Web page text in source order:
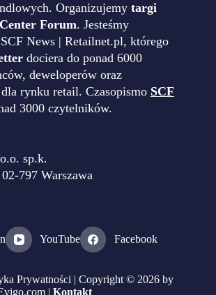
Organizujemy targi
Forum. Jesteśmy
News | Retailnet.pl, którego
dociera do ponad 6000
deweloperów oraz
rynku retail. Czasopismo SCF
3000 czytelników.
sp.k.
797 Warszawa
YouTube Facebook
Prywatności | Copyright © 2026 by
| Kontakt